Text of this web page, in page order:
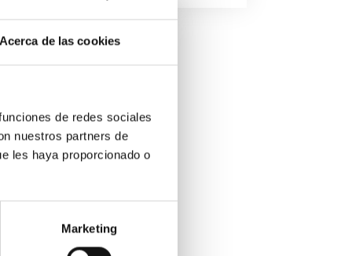
de las cookies
de redes sociales
nuestros partners de
les haya proporcionado o
Marketing